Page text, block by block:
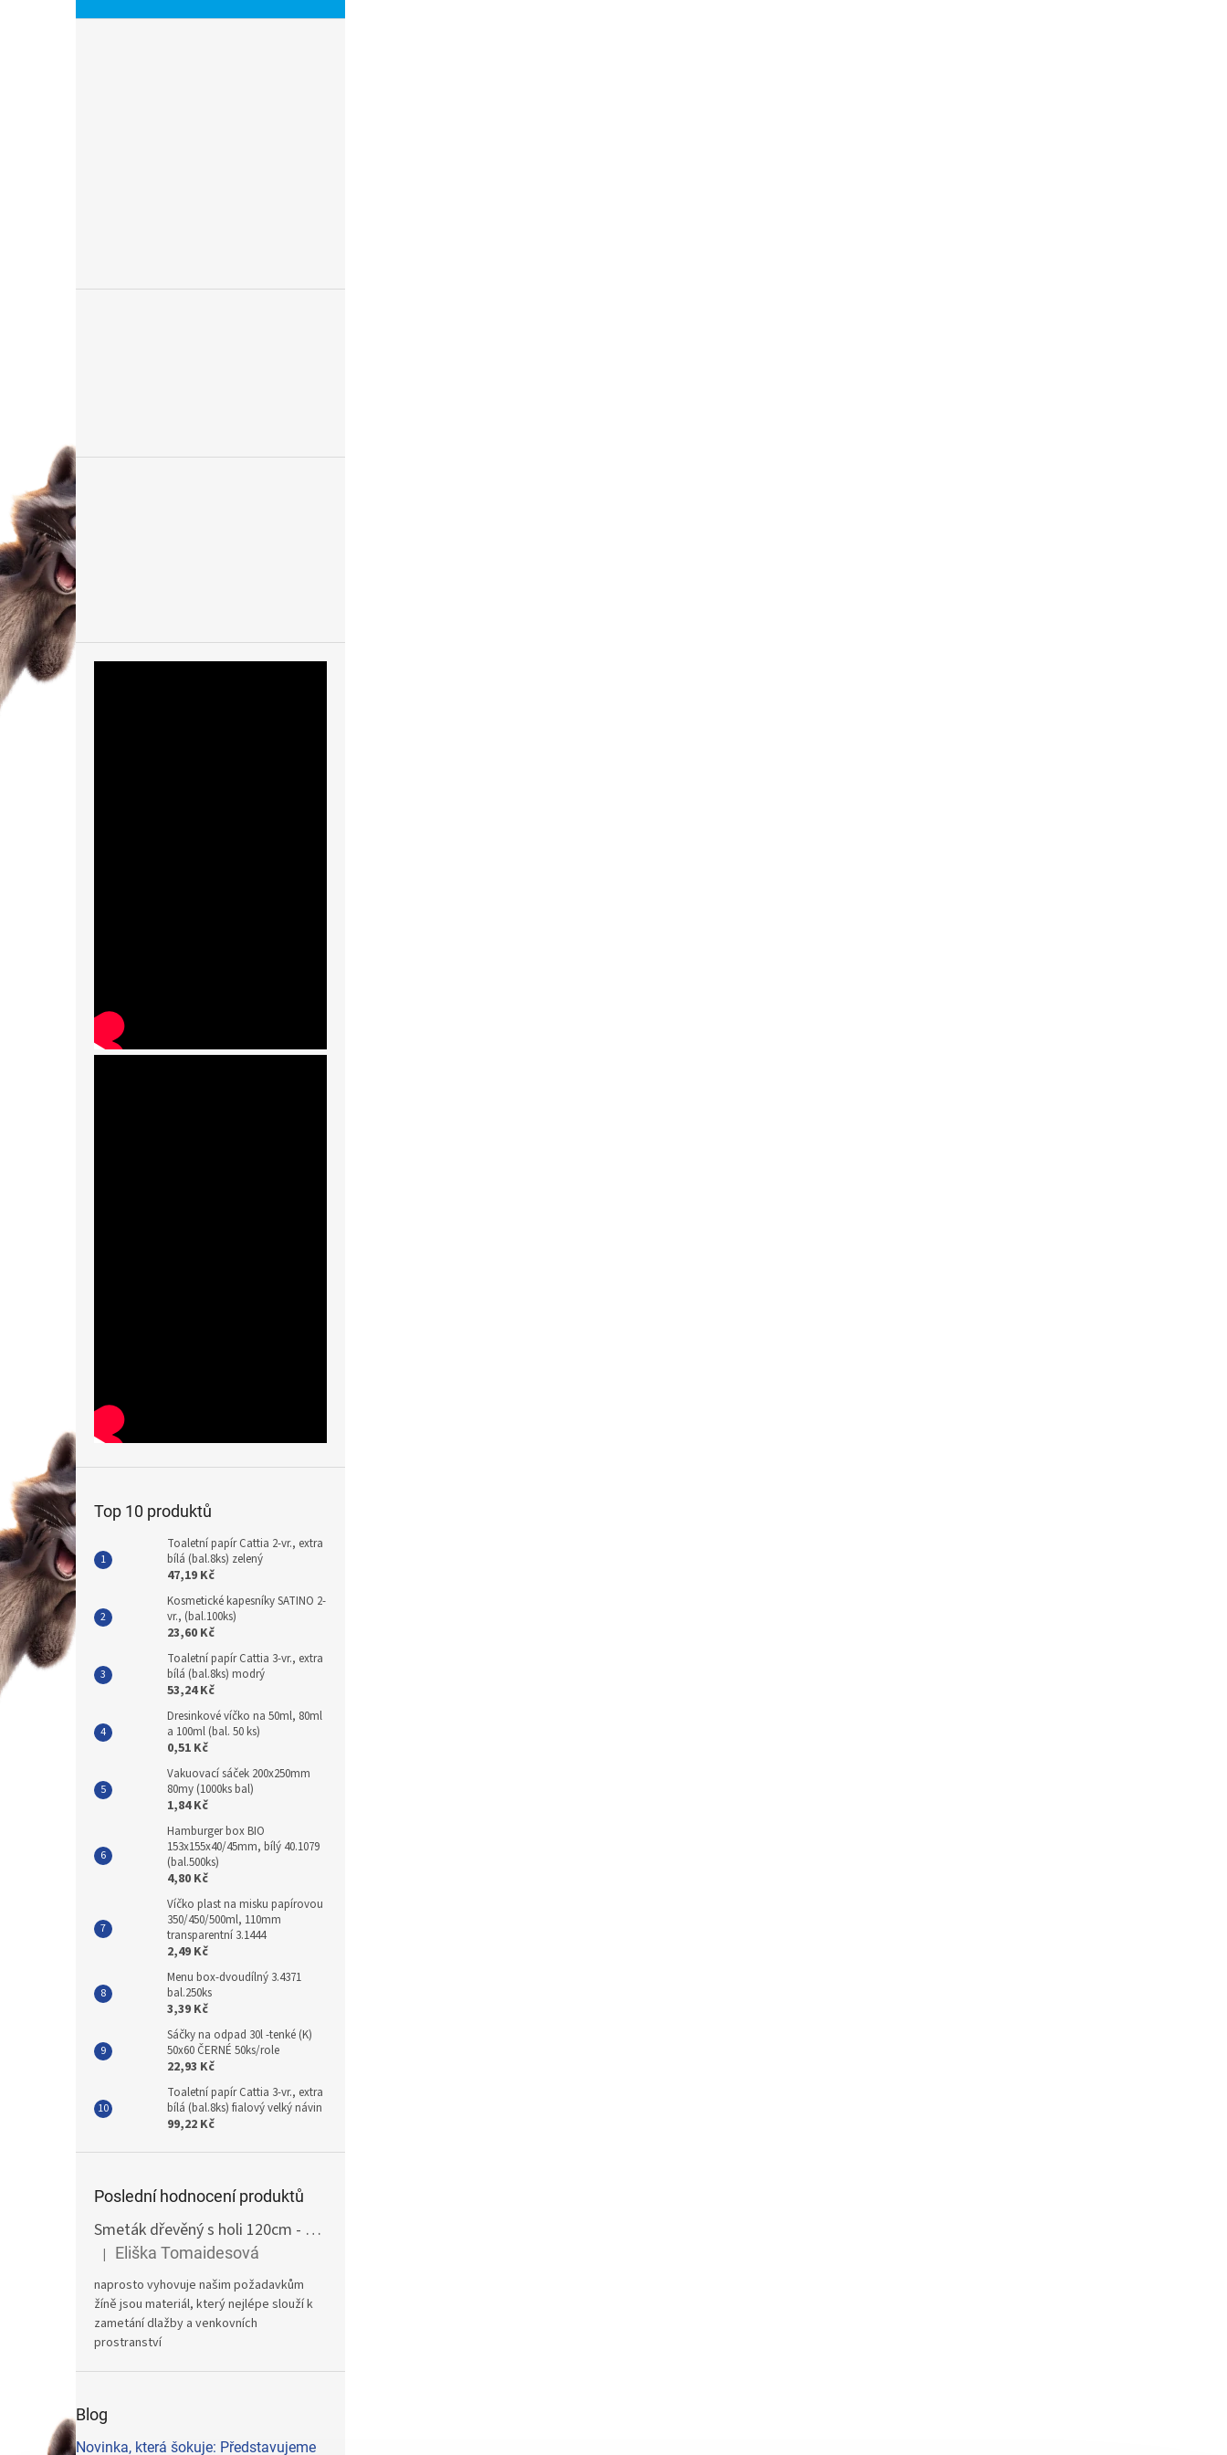
Top 10 produktů
Toaletní papír Cattia 2-vr., extra
bílá (bal.8ks) zelený
47,19 Kč
Kosmetické kapesníky SATINO 2-
vr., (bal.100ks)
23,60 Kč
Toaletní papír Cattia 3-vr., extra
bílá (bal.8ks) modrý
53,24 Kč
Dresinkové víčko na 50ml, 80ml
a 100ml (bal. 50 ks)
0,51 Kč
Vakuovací sáček 200x250mm
80my (1000ks bal)
1,84 Kč
Hamburger box BIO
153x155x40/45mm, bílý 40.1079
(bal.500ks)
4,80 Kč
Víčko plast na misku papírovou
350/450/500ml, 110mm
transparentní 3.1444
2,49 Kč
Menu box-dvoudílný 3.4371
bal.250ks
3,39 Kč
Sáčky na odpad 30l -tenké (K)
50x60 ČERNÉ 50ks/role
22,93 Kč
Toaletní papír Cattia 3-vr., extra
bílá (bal.8ks) fialový velký návin
99,22 Kč
Poslední hodnocení produktů
Smeták dřevěný s holi 120cm - žíně
Hodnocení produktu je 5 z 5 hvězdiček.
| Eliška Tomaidesová
naprosto vyhovuje našim požadavkům
žíně jsou materiál, který nejlépe slouží k
zametání dlažby a venkovních
prostranství
Blog
Novinka, která šokuje: Představujeme